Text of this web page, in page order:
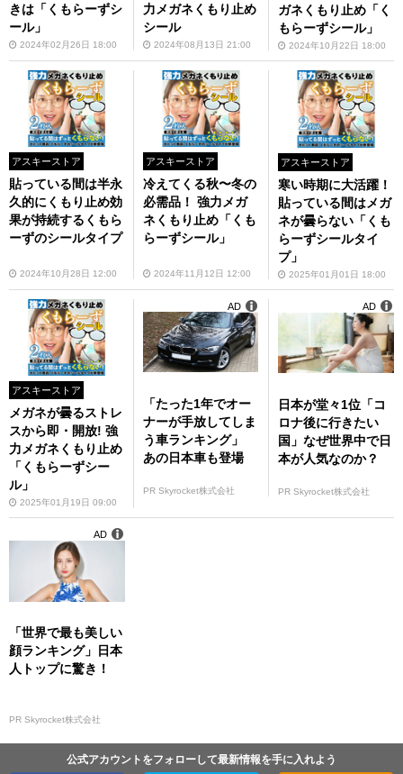
きは「くもらーずシ
ール」
2024年02月26日 18:00
力メガネくもり止め
シール
2024年08月13日 21:00
ガネくもり止め「く
もらーずシール」
2024年10月22日 18:00
アスキーストア
貼っている間は半永
久的にくもり止め効
果が持続するくもら
ーずのシールタイプ
2024年10月28日 12:00
アスキーストア
冷えてくる秋〜冬の
必需品！ 強力メガ
ネくもり止め「くも
らーずシール」
2024年11月12日 12:00
アスキーストア
寒い時期に大活躍！
貼っている間はメガ
ネが曇らない「くも
らーずシールタイ
プ」
2025年01月01日 18:00
アスキーストア
メガネが曇るストレ
スから即・開放! 強
力メガネくもり止め
「くもらーずシー
ル」
2025年01月19日 09:00
「たった1年でオー
ナーが手放してしま
う車ランキング」
あの日本車も登場
PR Skyrocket株式会社
AD
日本が堂々1位「コ
ロナ後に行きたい
国」なぜ世界中で日
本が人気なのか？
PR Skyrocket株式会社
AD
「世界で最も美しい
顔ランキング」日本
人トップに驚き！
PR Skyrocket株式会社
AD
公式アカウントをフォローして最新情報を手に入れよう